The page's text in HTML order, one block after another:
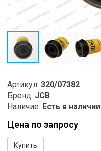
Артикул: 320/07382
Бренд: JCB
Наличие: Есть в наличии
Цена по запросу
Купить